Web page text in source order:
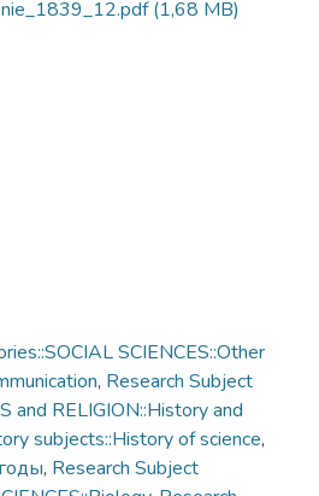
(1,68 MB)
SCIENCES::Other
, Research Subject
and RELIGION::History and
subjects::History of science,
, Research Subject